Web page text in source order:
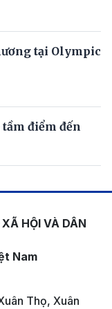
tại Olympic
điểm đến
HỘI VÀ DÂN
Nam
Thọ, Xuân